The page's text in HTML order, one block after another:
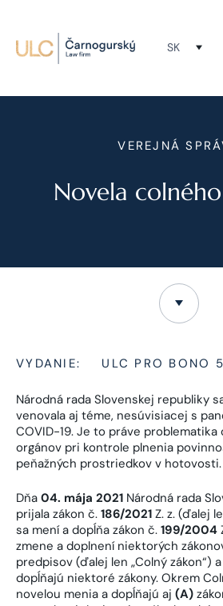
SK
VEREJNÁ
Novela
VYDANIE: ULC PRO BONO
Národná rada Slovenskej republiky
venovala aj téme, nesúvisiacej s
COVID-19. Je to práve
orgánov pri kontrole plnenia
peňažných prostriedkov v hotovosti.
Dňa 04. mája 2021 Národná rada
prijala zákon č. 186/2021 Z. z. (ďalej
sa mení a dopĺňa zákon č. 199/2004
zmene a doplnení niektorých
predpisov (ďalej len „Colný zákon“)
dopĺňajú niektoré zákony. Okrem
novelou menia a dopĺňajú aj (A)